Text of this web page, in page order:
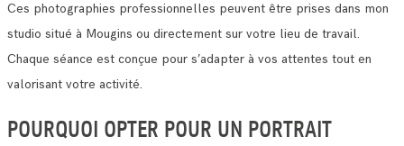
Ces photographies professionnelles peuvent être prises dans mon
studio situé à Mougins ou directement sur votre lieu de travail.
Chaque séance est conçue pour s’adapter à vos attentes tout en
valorisant votre activité.
POURQUOI OPTER POUR UN PORTRAIT